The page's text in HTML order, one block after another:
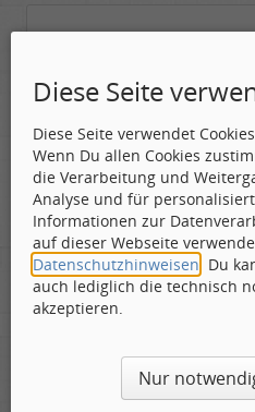
Suchwörter:
werden soll.
Nach allen angegebenen
Mindestens ein Begriff muss
Suche nach Benutzer:
Hier kannst Du (optional) nach
Beitrag verfasst hat. Du kannst den
ähnliche Nutzernamen zu finden.
Die Visuelle Bestätigung hilft
und Scripte von den Diensten
Derartige Scripte sind
Diese Seite
Diese Seite verwendet
Wenn Du allen Cookies
die Verarbeitung und
Analyse und für
Informationen zur
auf dieser Webseite
Datenschutzhinweisen . Du
auch lediglich die technisch
akzeptieren.
Nur